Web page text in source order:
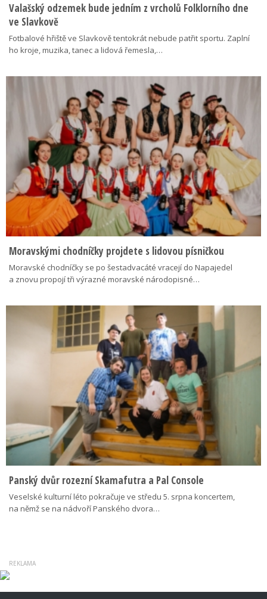
Valašský odzemek bude jedním z vrcholů Folklorního dne
ve Slavkově
Fotbalové hřiště ve Slavkově tentokrát nebude patřit sportu. Zaplní
ho kroje, muzika, tanec a lidová řemesla,…
Moravskými chodníčky projdete s lidovou písničkou
Moravské chodníčky se po šestadvacáté vracejí do Napajedel
a znovu propojí tři výrazné moravské národopisné…
Panský dvůr rozezní Skamafutra a Pal Console
Veselské kulturní léto pokračuje ve středu 5. srpna koncertem,
na němž se na nádvoří Panského dvora…